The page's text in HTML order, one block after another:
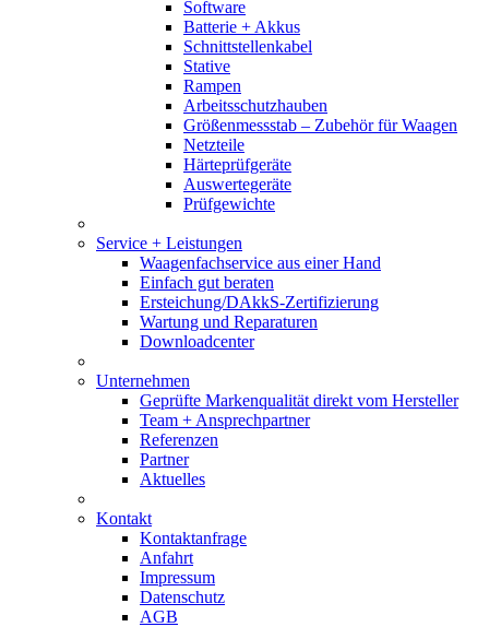
Software
Batterie + Akkus
Schnittstellenkabel
Stative
Rampen
Arbeitsschutzhauben
Größenmessstab – Zubehör für Waagen
Netzteile
Härteprüfgeräte
Auswertegeräte
Prüfgewichte
Service + Leistungen
Waagenfachservice aus einer Hand
Einfach gut beraten
Ersteichung/DAkkS-Zertifizierung
Wartung und Reparaturen
Downloadcenter
Unternehmen
Geprüfte Markenqualität direkt vom Hersteller
Team + Ansprechpartner
Referenzen
Partner
Aktuelles
Kontakt
Kontaktanfrage
Anfahrt
Impressum
Datenschutz
AGB